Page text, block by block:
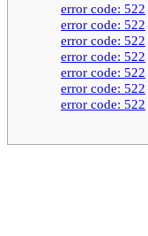
error code: 522
error code: 522
error code: 522
error code: 522
error code: 522
error code: 522
error code: 522